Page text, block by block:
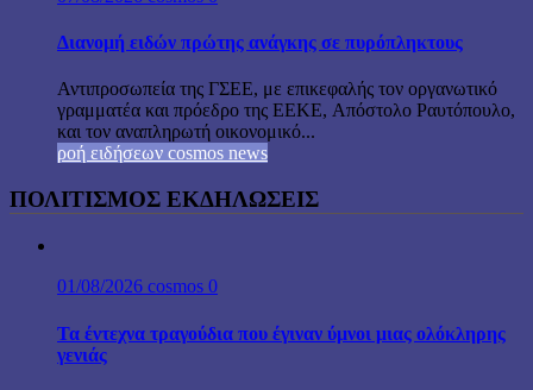
Διανομή ειδών πρώτης ανάγκης σε πυρόπληκτους
Αντιπροσωπεία της ΓΣΕΕ, με επικεφαλής τον οργανωτικό
γραμματέα και πρόεδρο της ΕΕΚΕ, Απόστολο Ραυτόπουλο,
και τον αναπληρωτή οικονομικό...
ροή ειδήσεων cosmos news
ΠΟΛΙΤΙΣΜΟΣ ΕΚΔΗΛΩΣΕΙΣ
01/08/2026 cosmos 0
Τα έντεχνα τραγούδια που έγιναν ύμνοι μιας ολόκληρης
γενιάς